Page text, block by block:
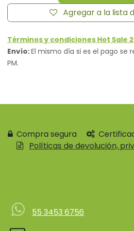
Agregar a la lista
Términos y condiciones Hot Sale
Envío:El mismo día si es el pago se
PM.
Compra segura
Políticas de devolución,
55 3453 6756